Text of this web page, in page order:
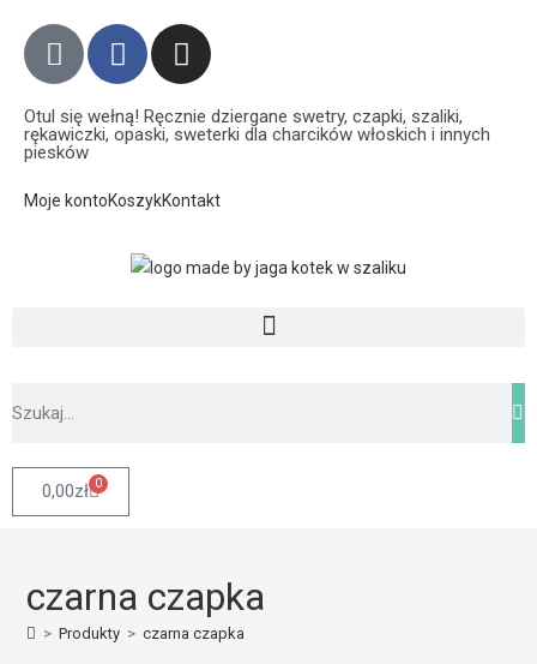
Otul się wełną! Ręcznie dziergane swetry, czapki, szaliki,
rękawiczki, opaski, sweterki dla charcików włoskich i innych
piesków
Moje kontoKoszykKontakt
0,00zł 0
czarna czapka
> Produkty > czarna czapka